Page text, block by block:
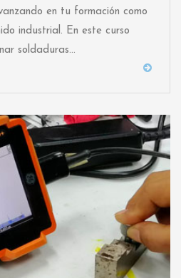
en tu formación como
industrial. En este curso
soldaduras...